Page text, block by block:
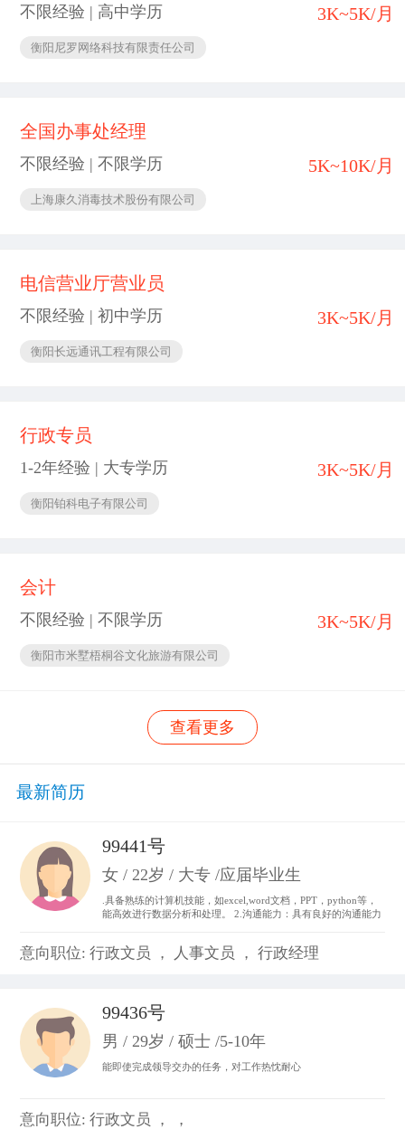
不限经验 | 高中学历
衡阳尼罗网络科技有限责任公司
3K~5K/月
全国办事处经理
不限经验 | 不限学历
上海康久消毒技术股份有限公司
5K~10K/月
电信营业厅营业员
不限经验 | 初中学历
衡阳长远通讯工程有限公司
3K~5K/月
行政专员
1-2年经验 | 大专学历
衡阳铂科电子有限公司
3K~5K/月
会计
不限经验 | 不限学历
衡阳市米墅梧桐谷文化旅游有限公司
3K~5K/月
查看更多
最新简历
99441号
女 / 22岁 / 大专 /应届毕业生
.具备熟练的计算机技能，如excel,word文档，PPT，python等，
能高效进行数据分析和处理。 2.沟通能力：具有良好的沟通能力
度参与”为行动准则。。
意向职位: 行政文员 ， 人事文员 ， 行政经理
99436号
男 / 29岁 / 硕士 /5-10年
能即使完成领导交办的任务，对工作热忱耐心
意向职位: 行政文员 ， ，